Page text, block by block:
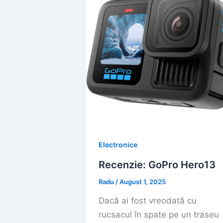
Electronice
Recenzie: GoPro Hero13
Radu /August 1, 2025
Dacă ai fost vreodată cu
rucsacul în spate pe un traseu